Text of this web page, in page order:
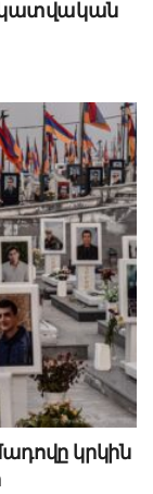
կրկին